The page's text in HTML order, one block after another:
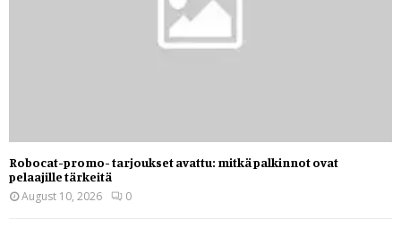
Robocat-promo- tarjoukset avattu: mitkä palkinnot ovat
pelaajille tärkeitä
August 10, 2026
0